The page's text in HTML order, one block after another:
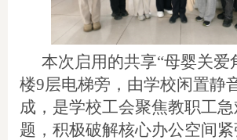
本次启用的共享“母婴关爱
楼9层电梯旁，由学校闲置静
成，是学校工会聚焦教职工
题，积极破解核心办公空间紧